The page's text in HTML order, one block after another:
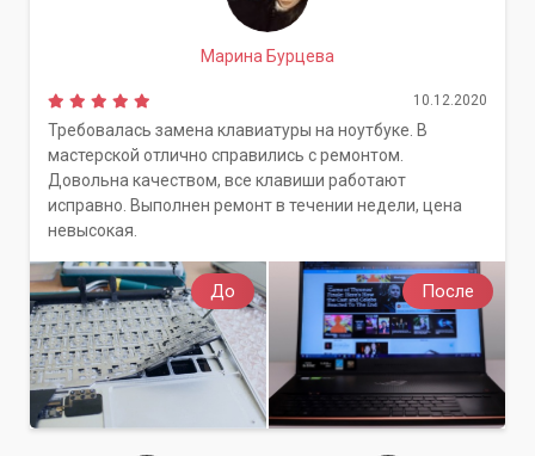
До После
Марина Бурцева
10.12.2020
Требовалась замена клавиатуры на ноутбуке. В
мастерской отлично справились с ремонтом.
Довольна качеством, все клавиши работают
исправно. Выполнен ремонт в течении недели, цена
невысокая.